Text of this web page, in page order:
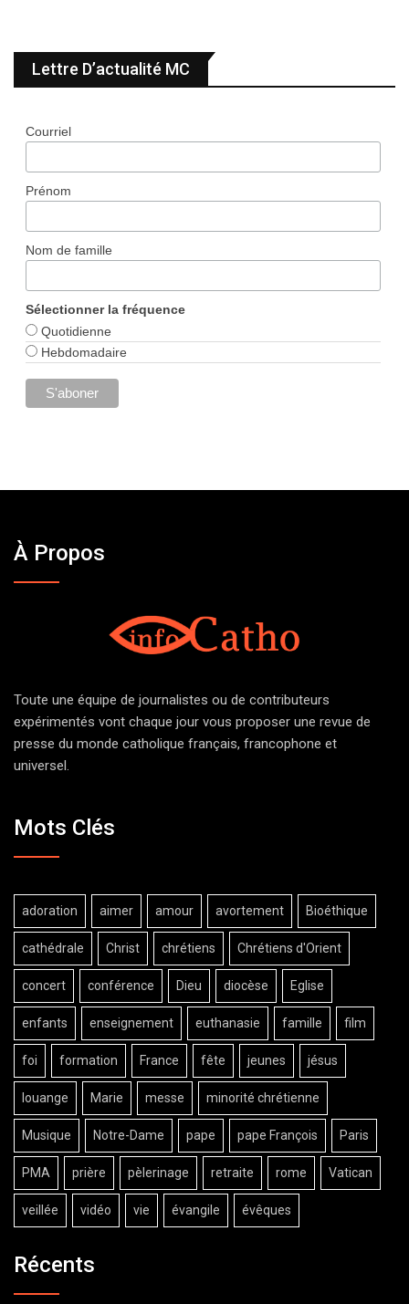
Lettre D’actualité MC
Courriel
Prénom
Nom de famille
Sélectionner la fréquence
Quotidienne
Hebdomadaire
À Propos
Toute une équipe de journalistes ou de contributeurs
expérimentés vont chaque jour vous proposer une revue de
presse du monde catholique français, francophone et
universel.
Mots Clés
adoration aimer amour avortement Bioéthique
cathédrale Christ chrétiens Chrétiens d'Orient
concert conférence Dieu diocèse Eglise
enfants enseignement euthanasie famille film
foi formation France fête jeunes jésus
louange Marie messe minorité chrétienne
Musique Notre-Dame pape pape François Paris
PMA prière pèlerinage retraite rome Vatican
veillée vidéo vie évangile évêques
Récents